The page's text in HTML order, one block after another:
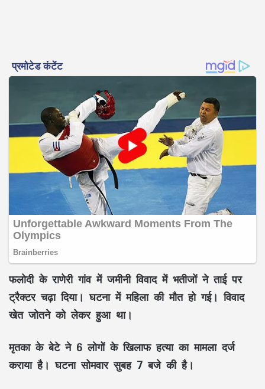
फलोदी के राणेरी गांव में जमीनी विवाद में भतीजों ने ताई पर
ट्रैक्टर चढ़ा दिया। घटना में महिला की मौत हो गई। विवाद
खेत जोतने को लेकर हुआ था।
मृतका के बेटे ने 6 लोगों के खिलाफ हत्या का मामला दर्ज
कराया है। घटना सोमवार सुबह 7 बजे की है।